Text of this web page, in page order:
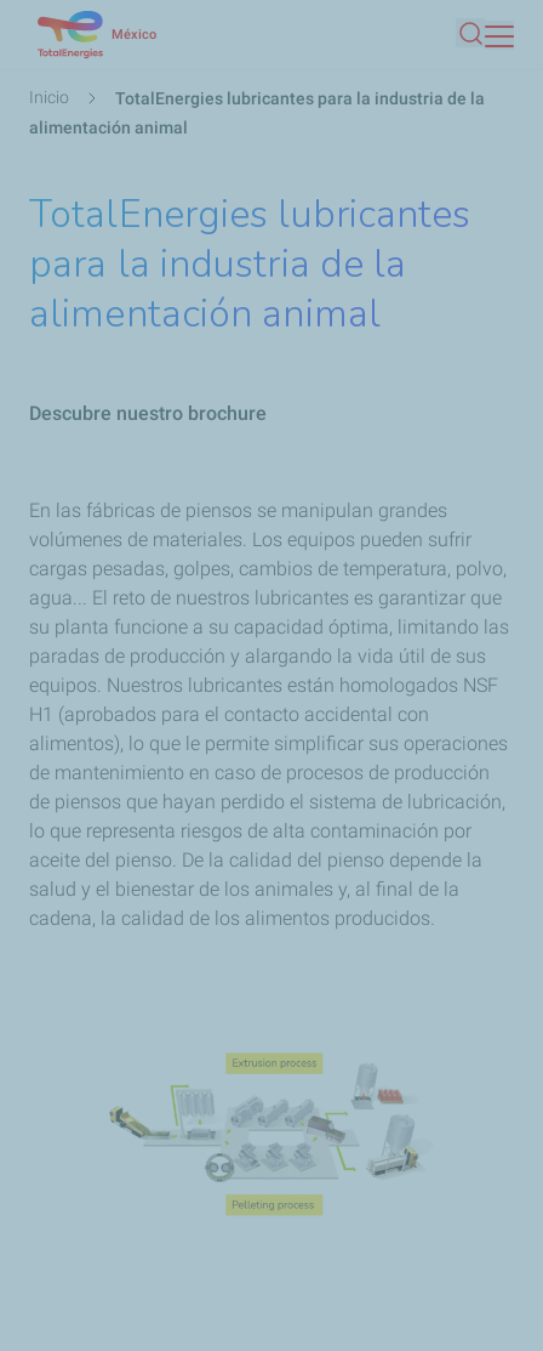
contenido
México
Buscar
Ruta
de
Inicio
TotalEnergies lubricantes para la industria de la
alimentación animal
TotalEnergies lubricantes
para la industria de la
alimentación animal
Descubre nuestro brochure
En las fábricas de piensos se manipulan grandes
volúmenes de materiales. Los equipos pueden sufrir
cargas pesadas, golpes, cambios de temperatura, polvo,
agua... El reto de nuestros lubricantes es garantizar que
su planta funcione a su capacidad óptima, limitando las
paradas de producción y alargando la vida útil de sus
equipos. Nuestros lubricantes están homologados NSF
H1 (aprobados para el contacto accidental con
alimentos), lo que le permite simplificar sus operaciones
de mantenimiento en caso de procesos de producción
de piensos que hayan perdido el sistema de lubricación,
lo que representa riesgos de alta contaminación por
aceite del pienso. De la calidad del pienso depende la
salud y el bienestar de los animales y, al final de la
cadena, la calidad de los alimentos producidos.